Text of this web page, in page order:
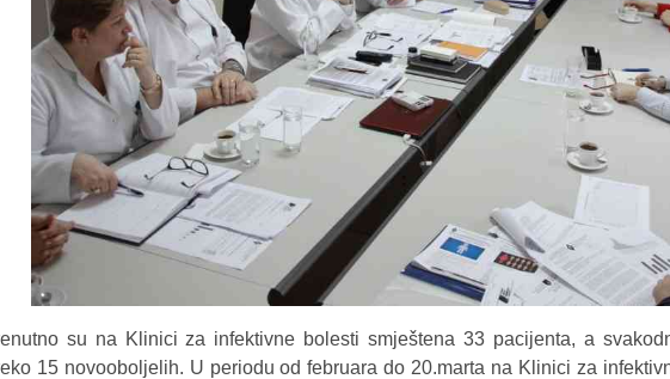
su na Klinici za infektivne bolesti smještena 33 pacijenta, a
15 novooboljelih. U periodu od februara do 20.marta na Klinici za